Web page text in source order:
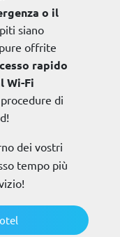
o il
siano
offrite
rapido
Wi-Fi
di
dei vostri
tempo più